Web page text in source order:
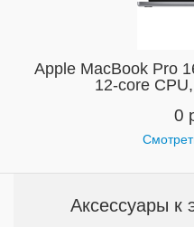
Apple MacBook Pro
12‑core
0
Аксессуары к